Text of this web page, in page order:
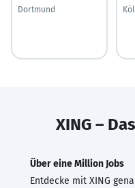
Dortmund
XING –
Über eine Million Jobs
Entdecke mit XING